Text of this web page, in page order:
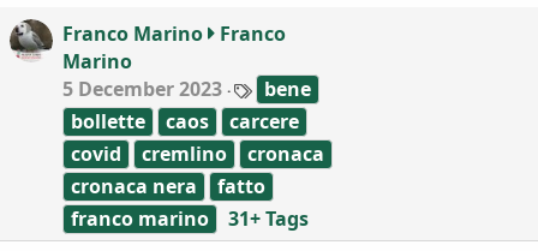
o
n
s
:
Franco Marino
Franco
Marino
5 December 2023
T
a
g
s
bene
bollette
caos
carcere
covid
cremlino
cronaca
cronaca nera
fatto
franco marino
31+ Tags